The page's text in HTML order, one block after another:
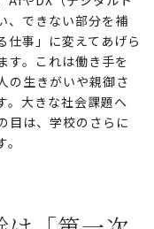
、できない部分を補
仕事」に変えてあげら
す。これは働き手を
の生きがいや親御さ
。大きな社会課題へ
目は、学校のさらに